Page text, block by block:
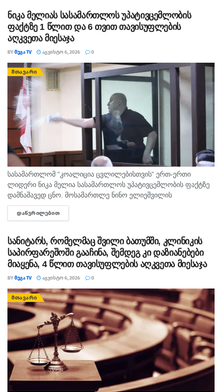
ნიკა მელიას სასამართლოს უპატივცემლობის
ფაქტზე 1 წლით და 6 თვით თავისუფლების
აღკვეთა მიესაჯა
BYᲛᲔᲒᲐ TV ᲐᲒᲕᲘᲡᲢᲝ 6, 2026 0
ᲛᲗᲐᲕᲐᲠᲘ
სასამართლომ “კოალიცია ცვლილებისთვის“ ერთ-ერთი
ლიდერი ნიკა მელია სასამართლოს უპატივცემლობის ფაქტზე
დამნაშავედ ცნო. მოსამართლე ნინო ელიეშვილის
გადაწყვეტილებით, ნიკა მელიას 1 წლით და 6 თვით
თავისუფლების აღკვეთა მიესაჯა, თუმცა აღნიშნულმა
ᲓᲐᲬᲕᲠᲘᲚᲔᲑᲘᲗ
სანიტარს, რომელმაც შვილი ბათუმში, კლინიკის
საპირფარეშოში გააჩინა, შემდეგ კი დაზიანებები
მიაყენა, 4 წლით თავისუფლების აღკვეთა მიესაჯა
BYᲛᲔᲒᲐ TV ᲐᲒᲕᲘᲡᲢᲝ 6, 2026 0
ᲛᲗᲐᲕᲐᲠᲘ